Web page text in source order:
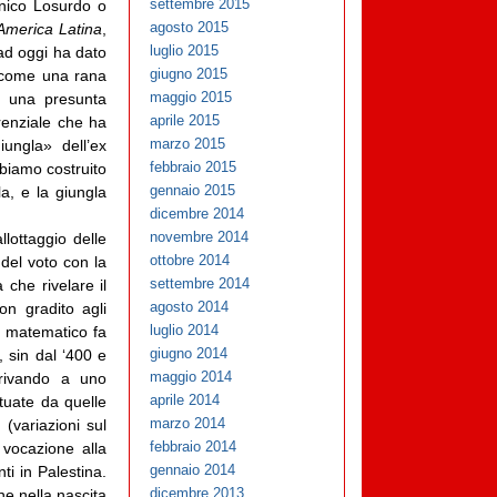
Losurdo o
Latina
oggi ha dato
una rana
una presunta
che ha
dell’ex
costruito
e la giungla
delle
voto con la
che rivelare il
gradito agli
fa
sin dal ‘400 e
a uno
da quelle
sul
alla
in Palestina.
settembre 2015
agosto 2015
luglio 2015
giugno 2015
maggio 2015
aprile 2015
marzo 2015
febbraio 2015
gennaio 2015
dicembre 2014
novembre 2014
ottobre 2014
settembre 2014
agosto 2014
luglio 2014
giugno 2014
maggio 2014
aprile 2014
marzo 2014
febbraio 2014
gennaio 2014
dicembre 2013